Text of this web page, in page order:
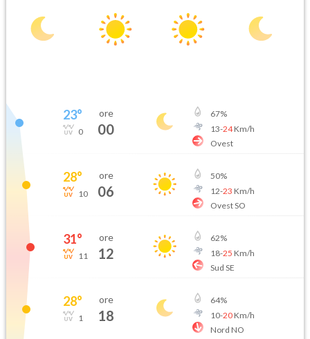
23°
0
ore
00
67%
13-24Km/h
Ovest
28°
10
ore
06
50%
12-23 Km/h
Ovest SO
31°
11
ore
12
62%
18-25 Km/h
Sud SE
28°
1
ore
18
64%
10-20Km/h
Nord NO